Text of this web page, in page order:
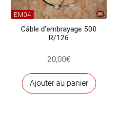
EM04
Câble d’embrayage 500
R/126
20,00€
Ajouter au panier